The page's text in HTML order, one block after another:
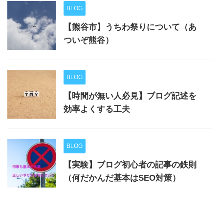
BLOG
【熊谷市】うちわ祭りについて（あ
ついぞ熊谷）
BLOG
【時間が無い人必見】ブログ記述を
効率よくする工夫
BLOG
【実験】ブログ初心者の記事の鉄則
（何だかんだ基本はSEO対策）